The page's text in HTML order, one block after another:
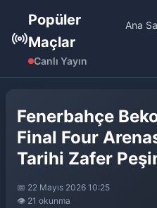
Popüler
Maçlar
Canlı Yayın
Ana
Fenerbahçe
Final Four
Tarihi Zafer
📅 22 Mayıs 2026 10:25
👁️ 21 okunma